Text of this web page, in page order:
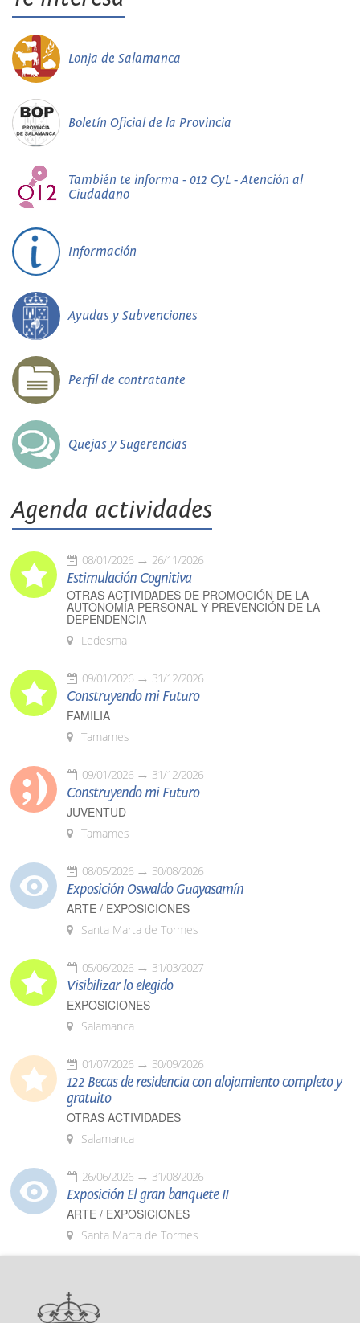
Lonja de Salamanca
Boletín Oficial de la Provincia
También te informa - 012 CyL - Atención al
Ciudadano
Información
Ayudas y Subvenciones
Perfil de contratante
Quejas y Sugerencias
Agenda actividades
08/01/2026 26/11/2026
Estimulación Cognitiva
OTRAS ACTIVIDADES DE PROMOCIÓN DE LA
AUTONOMÍA PERSONAL Y PREVENCIÓN DE LA
DEPENDENCIA
Ledesma
09/01/2026 31/12/2026
Construyendo mi Futuro
FAMILIA
Tamames
09/01/2026 31/12/2026
Construyendo mi Futuro
JUVENTUD
Tamames
08/05/2026 30/08/2026
Exposición Oswaldo Guayasamín
ARTE / EXPOSICIONES
Santa Marta de Tormes
05/06/2026 31/03/2027
Visibilizar lo elegido
EXPOSICIONES
Salamanca
01/07/2026 30/09/2026
122 Becas de residencia con alojamiento completo y
gratuito
OTRAS ACTIVIDADES
Salamanca
26/06/2026 31/08/2026
Exposición El gran banquete II
ARTE / EXPOSICIONES
Santa Marta de Tormes